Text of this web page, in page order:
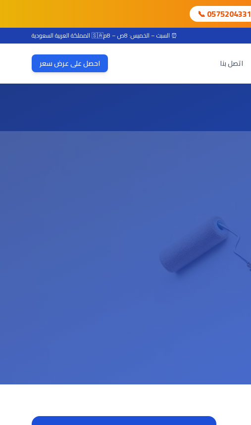
📞 0575204331
⏰ السبت – الخميس: 8ص – 8م 🇸🇦 المملكة العربية السعودية
اتصل بنا احصل على عرض سعر